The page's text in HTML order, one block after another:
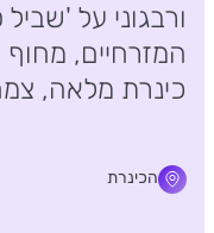
ורבגוני על
המזרחיים, מחוף
כינרת מלאה,
הכינרת